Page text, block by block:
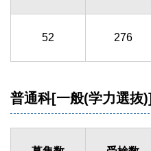
52 276
普通科[一般(学力選抜)]